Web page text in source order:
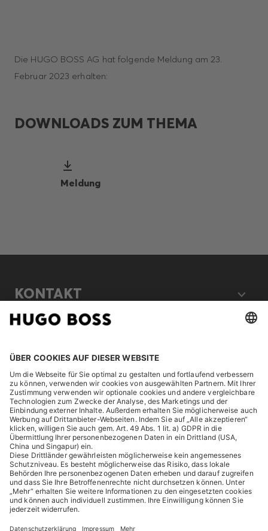
Die HUGO BOSS AG hat folgende Meldung am 23.
Februar 2023 erhalten:
DOWNLOADS ZUM THEMA
Meldung
KONTAKT
ENTDECKEN
HUGO BOSS Corporate